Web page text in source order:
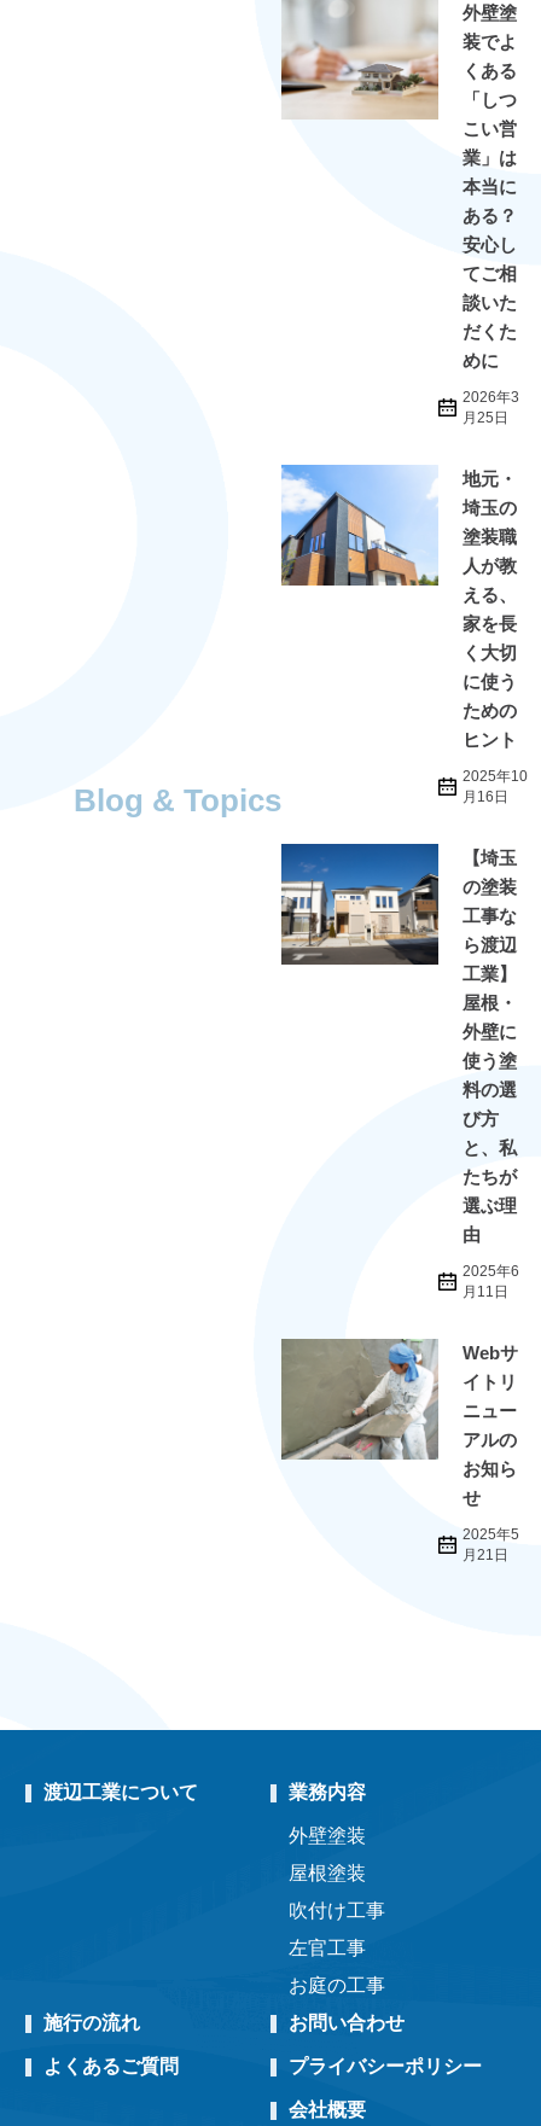
Blog & Topics
外壁塗
装でよ
くある
「しつ
こい営
業」は
本当に
ある？
安心し
てご相
談いた
だくた
めに
2026年3
月25日
地元・
埼玉の
塗装職
人が教
える、
家を長
く大切
に使う
ための
ヒント
2025年10
月16日
【埼玉
の塗装
工事な
ら渡辺
工業】
屋根・
外壁に
使う塗
料の選
び方
と、私
たちが
選ぶ理
由
2025年6
月11日
Webサ
イトリ
ニュー
アルの
お知ら
せ
2025年5
月21日
渡辺工業について 業務内容
外壁塗装
屋根塗装
吹付け工事
左官工事
お庭の工事
施行の流れ
よくあるご質問
お問い合わせ
プライバシーポリシー
会社概要